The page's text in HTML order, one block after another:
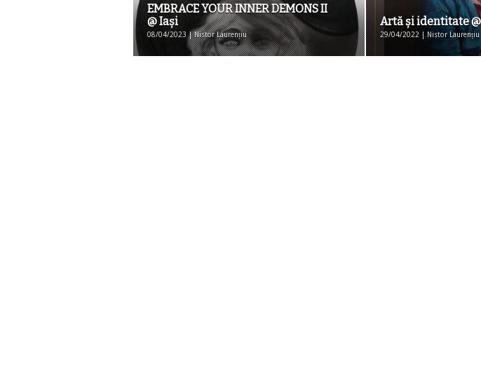
EMBRACE YOUR INNER DEMONS II
@ Iaşi
08/04/2023 | Nistor Laurențiu
Artă și identitate
29/04/2022 | Nistor Laurențiu